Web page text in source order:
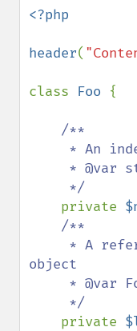
<?php
header(
class Foo {
/**
private
/**
object
private